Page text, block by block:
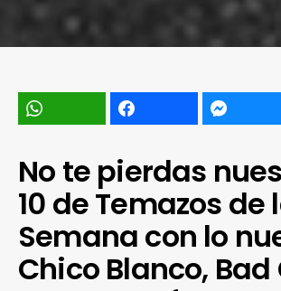
No te pierdas
10 de Temazos de
Semana con lo
Chico Blanco, Bad